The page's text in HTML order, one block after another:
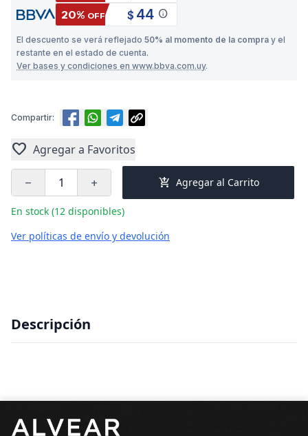
20% OFF $ 44 info
El descuento se verá reflejado 50% al momento de la compra y el
restante en el estado de cuenta.
Ver bases y condiciones en www.bbva.com.uy.
Compartir:
favorite Agregar a Favoritos
remove add add_shopping_cart Agregar al Carrito
En stock (12 disponibles)
Ver políticas de envío y devolución
Descripción